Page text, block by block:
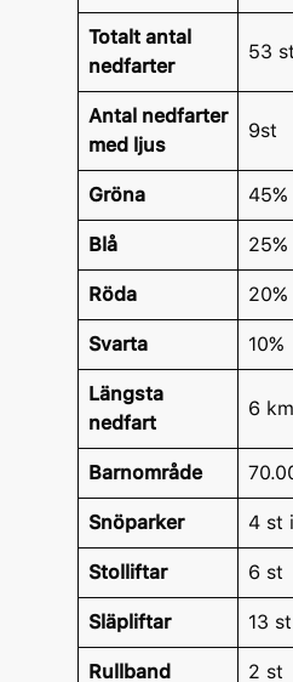
Totalt antal
nedfarter
53 st
Antal nedfarter
med ljus
9st
Gröna 45%
Blå 25%
Röda 20%
Svarta 10%
Längsta
nedfart
6 km
Barnområde
Snöparker 4 st
Stolliftar 6 st
Släpliftar 13 st
Rullband 2 st